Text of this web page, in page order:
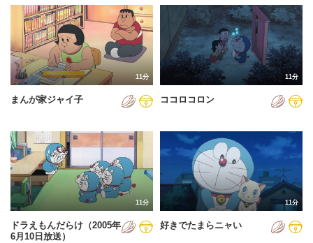
11分
まんが家ジャイ子
11分
ココロコロン
11分
ドラえもんだらけ（2005年
6月10日放送）
11分
好きでたまらニャい